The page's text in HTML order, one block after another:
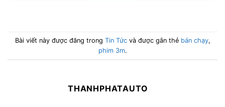
Bài viết này được đăng trong Tin Tứcvà được gắn thẻ bán chạy,
phim 3m.
THANHPHATAUTO